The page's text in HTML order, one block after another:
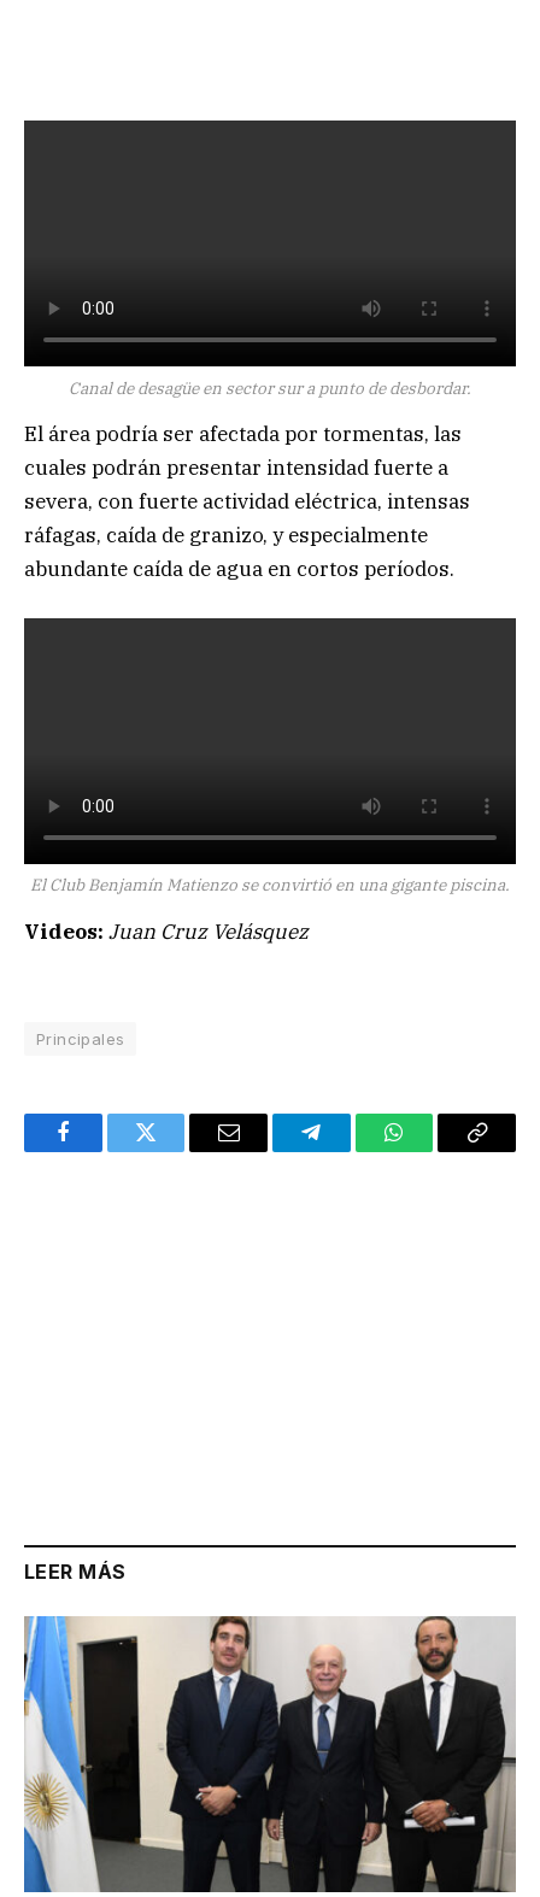
Canal de desagüe en sector sur a punto de desbordar.
El área podría ser afectada por tormentas, las
cuales podrán presentar intensidad fuerte a
severa, con fuerte actividad eléctrica, intensas
ráfagas, caída de granizo, y especialmente
abundante caída de agua en cortos períodos.
El Club Benjamín Matienzo se convirtió en una gigante piscina.
Videos: Juan Cruz Velásquez
Principales
FacebookTwitter Email TelegramWhatsAppCopy
LEER MÁS